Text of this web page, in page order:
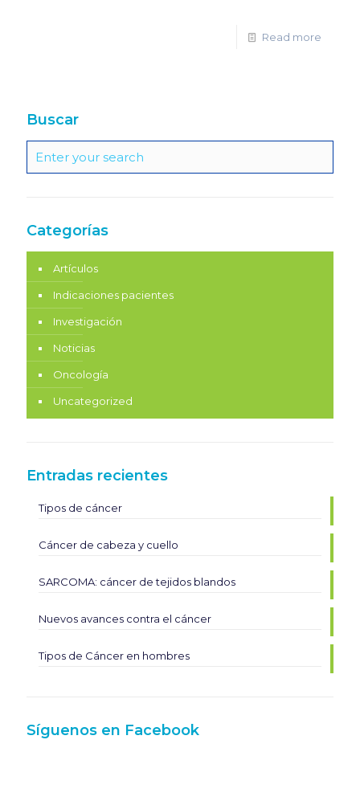
Read more
Buscar
Categorías
Artículos
Indicaciones pacientes
Investigación
Noticias
Oncología
Uncategorized
Entradas recientes
Tipos de cáncer
Cáncer de cabeza y cuello
SARCOMA: cáncer de tejidos blandos
Nuevos avances contra el cáncer
Tipos de Cáncer en hombres
Síguenos en Facebook